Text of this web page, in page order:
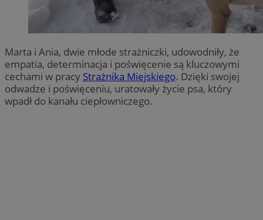
Marta i Ania, dwie młode strażniczki, udowodniły, że
empatia, determinacja i poświęcenie są kluczowymi
cechami w pracy Strażnika Miejskiego. Dzięki swojej
odwadze i poświęceniu, uratowały życie psa, który
wpadł do kanału ciepłowniczego.